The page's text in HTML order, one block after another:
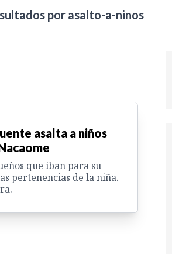
por asalto-a-ninos
asalta a niños
que iban para su
pertenencias de la niña.